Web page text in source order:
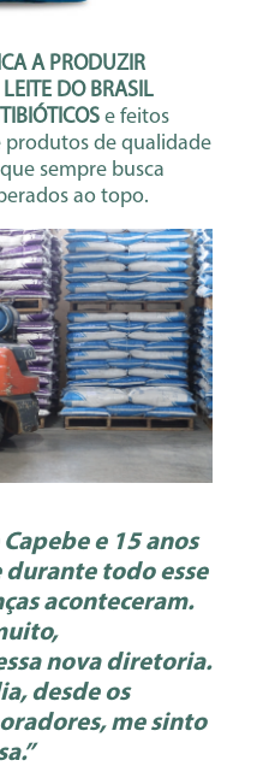
A PRODUZIR
DO BRASIL
e feitos
produtos de qualidade
sempre busca
ao topo.
e 15 anos
durante todo esse
aconteceram.
nova diretoria.
desde os
me sinto